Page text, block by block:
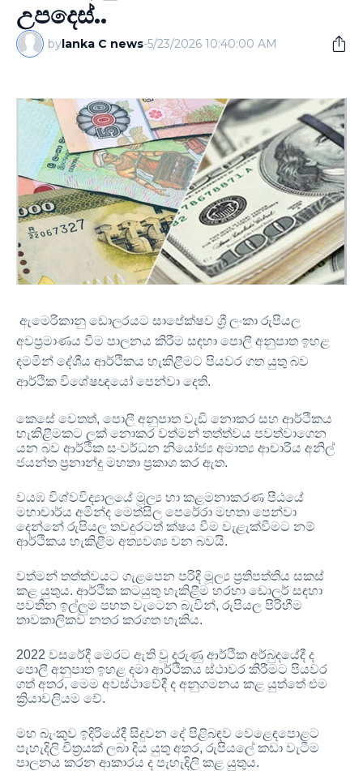
උපදෙස්..
bylanka C news-5/23/2026 10:40:00 AM
ඇමෙරිකානු ඩොලරයට සාපේක්ෂව ශ්‍රී ලංකා රුපියල
අවප්‍රමාණය වීම පාලනය කිරීම සඳහා පොලී අනුපාත ඉහළ
දමමින් දේශීය ආර්ථිකය හැකිළීමට පියවර ගත යුතු බව
ආර්ථික විශේෂඥයෝ පෙන්වා දෙති.
කෙසේ වෙතත්, පොලී අනුපාත වැඩි නොකර සහ ආර්ථිකය
හැකිළීමකට ලක් නොකර වත්මන් තත්ත්වය පවත්වාගෙන
යන බව ආර්ථික සංවර්ධන නියෝජ්‍ය අමාත්‍ය ආචාරිය අනිල්
ජයන්ත ප්‍රනාන්දු මහතා ප්‍රකාශ කර ඇත.
වයඹ විශ්වවිද්‍යාලයේ මූල්‍ය හා කළමනාකරණ පීඨයේ
මහාචාර්ය අමින්ද මෙත්සිල පෙරේරා මහතා පෙන්වා
දෙන්නේ රුපියල තවදුරටත් ක්ෂය වීම වැළැක්වීමට නම්
ආර්ථිකය හැකිළීම අත්‍යවශ්‍ය වන බවයි.
වත්මන් තත්ත්වයට ගැළපෙන පරිදි මූල්‍ය ප්‍රතිපත්තිය සකස්
කළ යුතුය. ආර්ථික කටයුතු හැකිළීම හරහා ඩොලර් සඳහා
පවතින ඉල්ලුම පහත වැටෙන බැවින්, රුපියල පිරිහීම
තාවකාලිකව නතර කරගත හැකිය.
2022 වසරේදී මෙරට ඇති වූ දරුණු ආර්ථික අර්බුදයේදී ද
පොලී අනුපාත ඉහළ දමා ආර්ථිකය ස්ථාවර කිරීමට පියවර
ගත් අතර, මෙම අවස්ථාවේදී ද අනුගමනය කළ යුත්තේ එම
ක්‍රියාවලියම වේ.
මහ බැංකුව ඉදිරියේදී සිදුවන දේ පිළිබඳව වෙළෙඳපොළට
පැහැදිලි චිත්‍රයක් ලබා දිය යුතු අතර, රුපියලේ කඩා වැටීම
පාලනය කරන ආකාරය ද පැහැදිලි කළ යුතුය.